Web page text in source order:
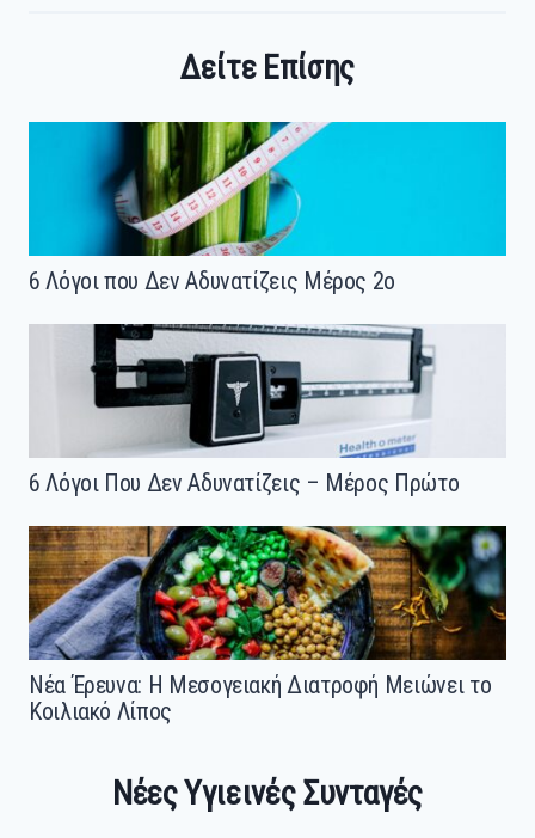
Δείτε Επίσης
6 Λόγοι που Δεν Αδυνατίζεις Μέρος 2ο
6 Λόγοι Που Δεν Αδυνατίζεις – Μέρος Πρώτο
Νέα Έρευνα: Η Μεσογειακή Διατροφή Μειώνει το
Κοιλιακό Λίπος
Νέες Υγιεινές Συνταγές